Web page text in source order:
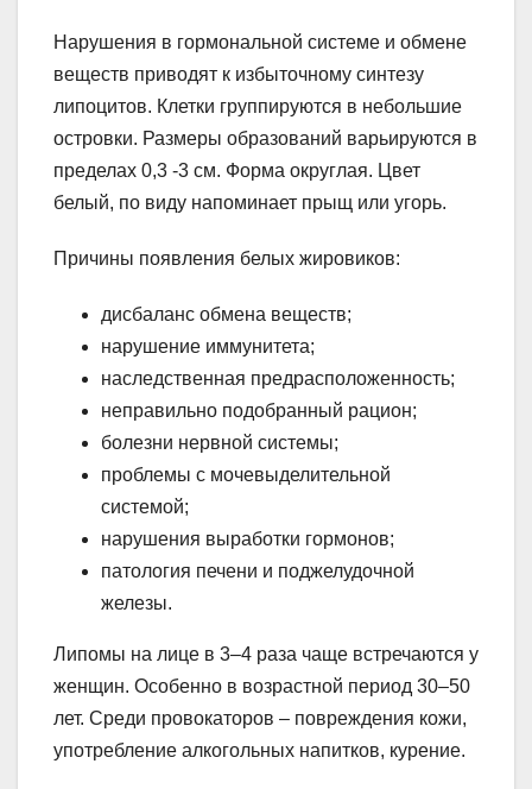
Нарушения в гормональной системе и обмене
веществ приводят к избыточному синтезу
липоцитов. Клетки группируются в небольшие
островки. Размеры образований варьируются в
пределах 0,3 -3 см. Форма округлая. Цвет
белый, по виду напоминает прыщ или угорь.
Причины появления белых жировиков:
дисбаланс обмена веществ;
нарушение иммунитета;
наследственная предрасположенность;
неправильно подобранный рацион;
болезни нервной системы;
проблемы с мочевыделительной
системой;
нарушения выработки гормонов;
патология печени и поджелудочной
железы.
Липомы на лице в 3–4 раза чаще встречаются у
женщин. Особенно в возрастной период 30–50
лет. Среди провокаторов – повреждения кожи,
употребление алкогольных напитков, курение.